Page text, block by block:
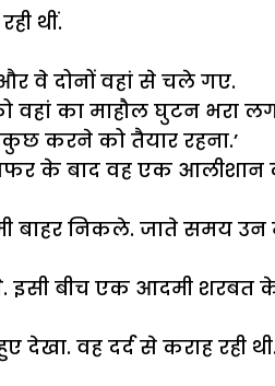
थीं.
वे दोनों वहां से चले गए.
का माहौल घुटन भरा
करने को तैयार रहना.’
के बाद वह एक आलीशान
बाहर निकले. जाते समय
इसी बीच एक आदमी शरबत
वह दर्द से कराह रही